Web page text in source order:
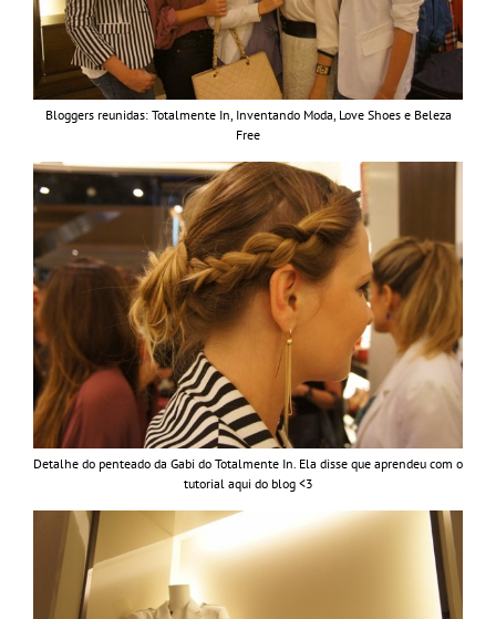
Bloggers reunidas: Totalmente In, Inventando Moda, Love Shoes e Beleza
Free
Detalhe do penteado da Gabi do Totalmente In. Ela disse que aprendeu com o
tutorial aqui do blog <3